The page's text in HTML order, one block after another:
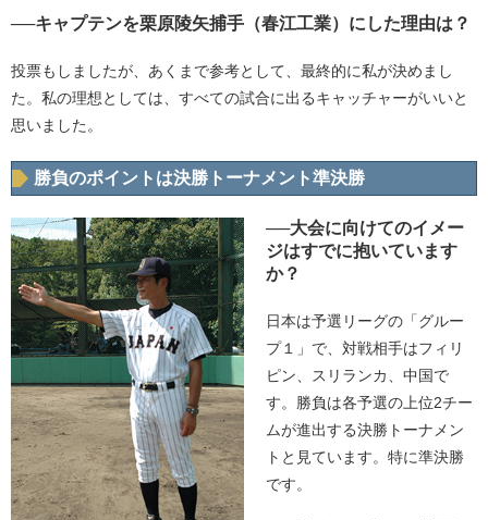
──キャプテンを栗原陵矢捕手（春江工業）にした理由は？
投票もしましたが、あくまで参考として、最終的に私が決めまし
た。私の理想としては、すべての試合に出るキャッチャーがいいと
思いました。
勝負のポイントは決勝トーナメント準決勝
──大会に向けてのイメー
ジはすでに抱いています
か？
日本は予選リーグの「グルー
プ１」で、対戦相手はフィリ
ピン、スリランカ、中国で
す。勝負は各予選の上位2チー
ムが進出する決勝トーナメン
トと見ています。特に準決勝
です。